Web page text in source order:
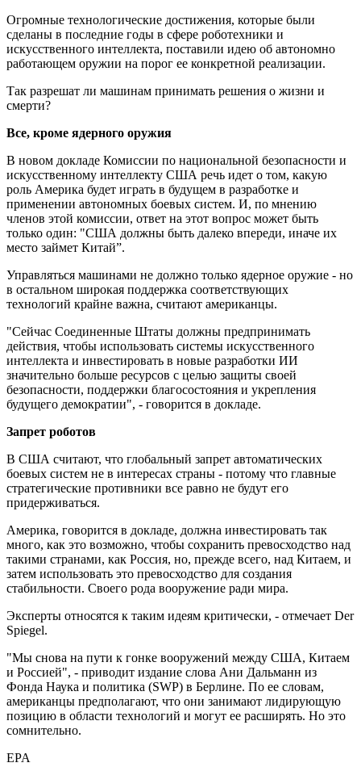
Огромные технологические достижения, которые были
сделаны в последние годы в сфере роботехники и
искусственного интеллекта, поставили идею об автономно
работающем оружии на порог ее конкретной реализации.
Так разрешат ли машинам принимать решения о жизни и
смерти?
Все, кроме ядерного оружия
В новом докладе Комиссии по национальной безопасности и
искусственному интеллекту США речь идет о том, какую
роль Америка будет играть в будущем в разработке и
применении автономных боевых систем. И, по мнению
членов этой комиссии, ответ на этот вопрос может быть
только один: "США должны быть далеко впереди, иначе их
место займет Китай”.
Управляться машинами не должно только ядерное оружие - но
в остальном широкая поддержка соответствующих
технологий крайне важна, считают американцы.
"Сейчас Соединенные Штаты должны предпринимать
действия, чтобы использовать системы искусственного
интеллекта и инвестировать в новые разработки ИИ
значительно больше ресурсов с целью защиты своей
безопасности, поддержки благосостояния и укрепления
будущего демократии", - говорится в докладе.
Запрет роботов
В США считают, что глобальный запрет автоматических
боевых систем не в интересах страны - потому что главные
стратегические противники все равно не будут его
придерживаться.
Америка, говорится в докладе, должна инвестировать так
много, как это возможно, чтобы сохранить превосходство над
такими странами, как Россия, но, прежде всего, над Китаем, и
затем использовать это превосходство для создания
стабильности. Своего рода вооружение ради мира.
Эксперты относятся к таким идеям критически, - отмечает Der
Spiegel.
"Мы снова на пути к гонке вооружений между США, Китаем
и Россией", - приводит издание слова Ани Дальманн из
Фонда Наука и политика (SWP) в Берлине. По ее словам,
американцы предполагают, что они занимают лидирующую
позицию в области технологий и могут ее расширять. Но это
сомнительно.
EPA